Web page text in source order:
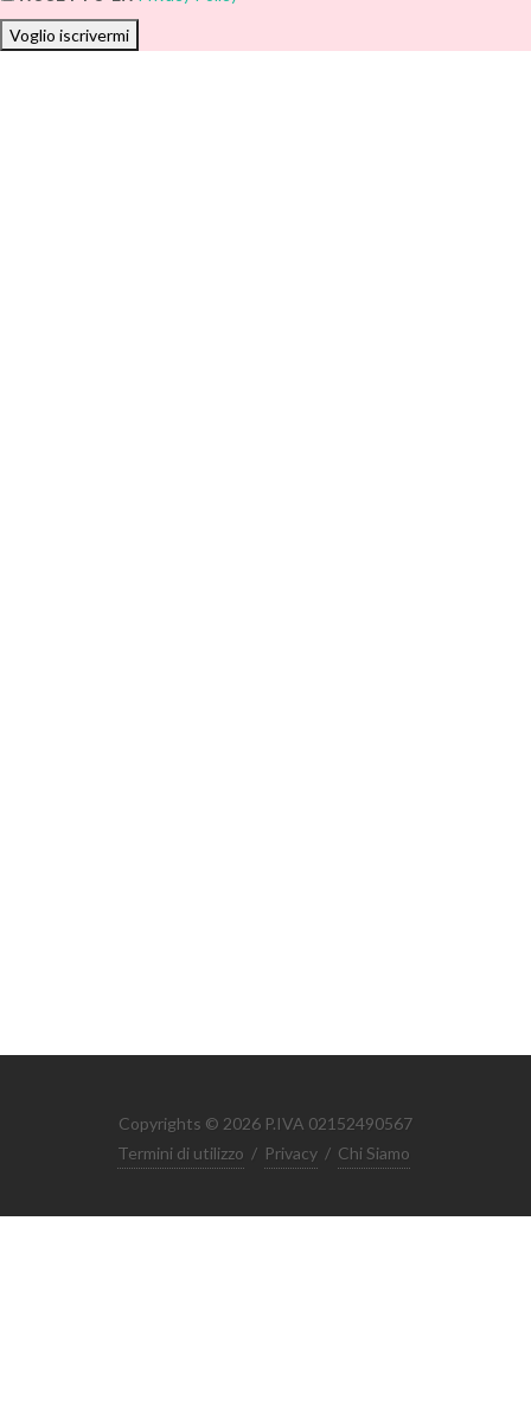
Voglio iscrivermi
Copyrights © 2026 P.IVA 02152490567
Termini di utilizzo / Privacy / Chi Siamo